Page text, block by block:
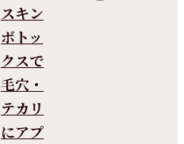
スキン
ボトッ
クスで
毛穴・
テカリ
にアプ